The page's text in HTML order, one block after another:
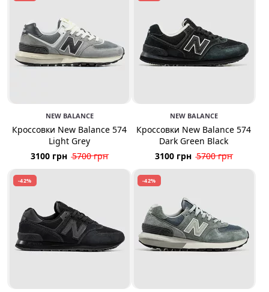
NEW BALANCE
Кроссовки New Balance 574
Light Grey
3100 грн 5700 грн
NEW BALANCE
Кроссовки New Balance 574
Dark Green Black
3100 грн 5700 грн
-42% -42%